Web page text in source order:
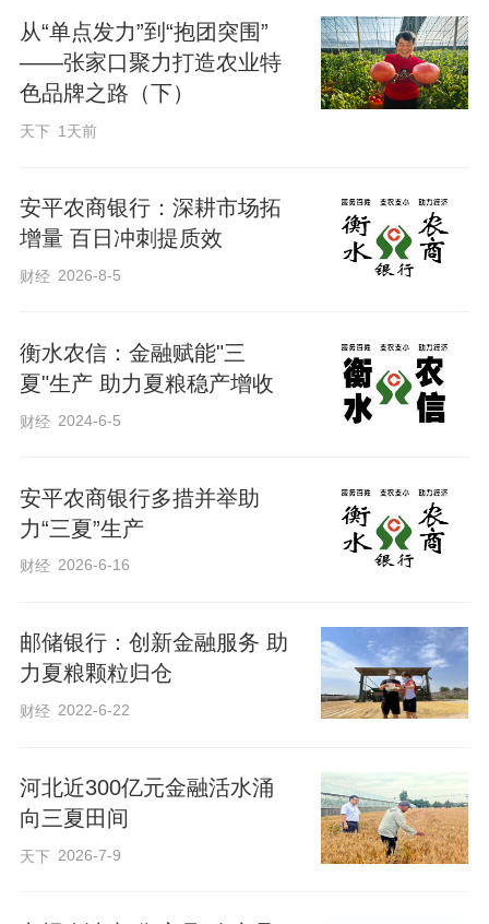
务。一是深化“整村授信”工作，对粮食收购
商经济信息进行动态更新，探索推进粮食
收购产业集群批量授信。大力推广快贷业
务，满足粮食收储个体户“短、频、急”融资
元，用于“三夏”粮食收购。二是发挥网点作
用，设置“三夏”临休驿站，主动提供热水、
急救药品、防暑降温等物品和免费休息
行从各部室抽调员工组成机动小组，应对
业务量增多及网点人员短缺问题，确保“三
夏”期间金融服务不断档。三是设立“三夏”
客户信息，变“客户提交申请、送达资
料”为“客户经理入户调查、收集资料”，将
放款时间缩短为3个工作日。
“全”方位，做深“广覆盖”。抢抓有利时机，
扩大宣传覆盖面，提升宣传影响力，服务
经营发展。一是抢抓金融知识“五进入”集中
新万企”的特色金融产品和服务政策，主动
与村委沟通，通过张贴海报、广播站广播
以及金融夜校等方式，一对一讲解，点对
从“单点发力”到“抱团突围”
——张家口聚力打造农业特
色品牌之路（下）
天下 1天前
安平农商银行：深耕市场拓
增量 百日冲刺提质效
财经 2026-8-5
衡水农信：金融赋能"三
夏"生产 助力夏粮稳产增收
财经 2024-6-5
安平农商银行多措并举助
力“三夏”生产
财经 2026-6-16
邮储银行：创新金融服务 助
力夏粮颗粒归仓
财经 2022-6-22
河北近300亿元金融活水涌
向三夏田间
天下 2026-7-9